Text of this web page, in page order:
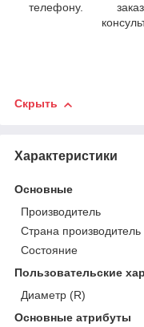
телефону.
Скрыть
Характеристики
Основные
Производитель
Страна производитель
Состояние
Пользовательские
Диаметр (R)
Основные атрибуты